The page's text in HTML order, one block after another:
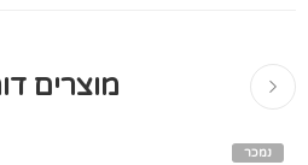
מוצרים
נמכר